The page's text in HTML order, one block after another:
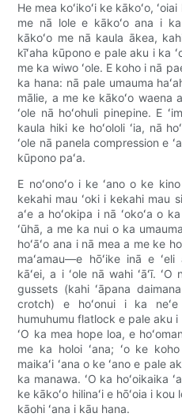
He mea koʻikoʻi ke kākoʻo,
me nā lole e kākoʻo ana i
kākoʻo me nā kaula ākea,
kīʻaha kūpono e pale aku i ka
me ka wiwo ʻole. E koho i nā
ka hana: nā pale umauma
mālie, a me ke kākoʻo waena
ʻole nā ​​​​​​hoʻohuli pinepine. E
kaula hiki ke hoʻololi ʻia, nā
ʻole nā ​​​​​​panela compression e
kūpono paʻa.
E noʻonoʻo i ke ʻano o ke
kekahi mau ʻoki i kekahi mau
aʻe a hoʻokipa i nā ʻokoʻa o
ʻūhā, a me ka nui o ka
hoʻāʻo ana i nā mea a me ke
maʻamau—e hōʻike inā e
kāʻei, a i ʻole nā ​​​​​​wahi ʻāʻī.
gussets (kahi ʻāpana
crotch) e hoʻonui i ka
humuhumu flatlock e pale aku i
ʻO ka mea hope loa, e
me ka holoi ʻana; ʻo ke
maikaʻi ʻana o ke ʻano e pale
ka manawa. ʻO ka hoʻoikaika
ke kākoʻo hilinaʻi e hōʻoia i
kāohi ʻana i kāu hana.